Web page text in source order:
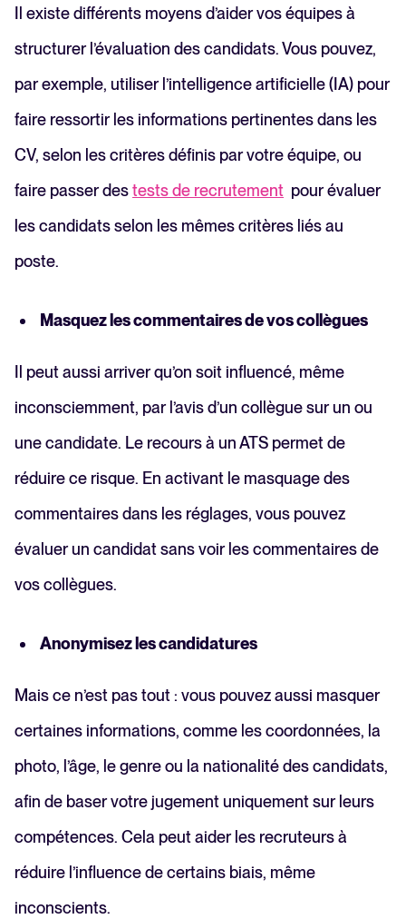
Il existe différents moyens d’aider vos équipes à
structurer l’évaluation des candidats. Vous pouvez,
par exemple, utiliser l’intelligence artificielle (IA) pour
faire ressortir les informations pertinentes dans les
CV, selon les critères définis par votre équipe, ou
faire passer destests de recrutement pour évaluer
les candidats selon les mêmes critères liés au
poste.
Masquez les commentaires de vos collègues
Il peut aussi arriver qu’on soit influencé, même
inconsciemment, par l’avis d’un collègue sur un ou
une candidate. Le recours à un ATS permet de
réduire ce risque. En activant le masquage des
commentaires dans les réglages, vous pouvez
évaluer un candidat sans voir les commentaires de
vos collègues.
Anonymisez les candidatures
Mais ce n’est pas tout : vous pouvez aussi masquer
certaines informations, comme les coordonnées, la
photo, l’âge, le genre ou la nationalité des candidats,
afin de baser votre jugement uniquement sur leurs
compétences. Cela peut aider les recruteurs à
réduire l’influence de certains biais, même
inconscients.